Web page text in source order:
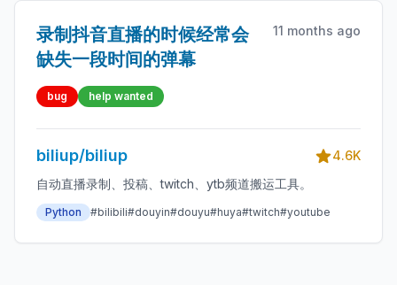
录制抖音直播的时候经常会
缺失一段时间的弹幕
11 months ago
bug help wanted
biliup/biliup
4.6K
自动直播录制、投稿、twitch、ytb频道搬运工具。
Python #bilibili#douyin#douyu#huya#twitch#youtube